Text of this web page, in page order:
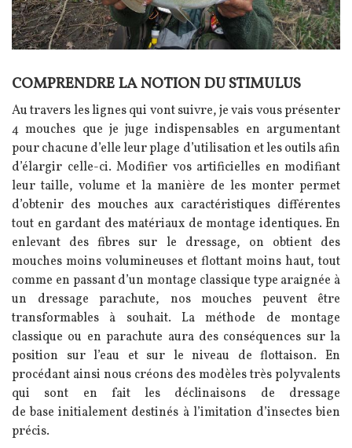
Texte
COMPRENDRE LA NOTION DU STIMULUS
Au travers les lignes qui vont suivre, je vais vous présenter
4 mouches que je juge indispensables en argumentant
pour chacune d’elle leur plage d’utilisation et les outils afin
d’élargir celle-ci. Modifier vos artificielles en modifiant
leur taille, volume et la manière de les monter permet
d’obtenir des mouches aux caractéristiques différentes
tout en gardant des matériaux de montage identiques. En
enlevant des fibres sur le dressage, on obtient des
mouches moins volumineuses et flottant moins haut, tout
comme en passant d’un montage classique type araignée à
un dressage parachute, nos mouches peuvent être
transformables à souhait. La méthode de montage
classique ou en parachute aura des conséquences sur la
position sur l’eau et sur le niveau de flottaison. En
procédant ainsi nous créons des modèles très polyvalents
qui sont en fait les déclinaisons de dressage
de base initialement destinés à l’imitation d’insectes bien
précis.